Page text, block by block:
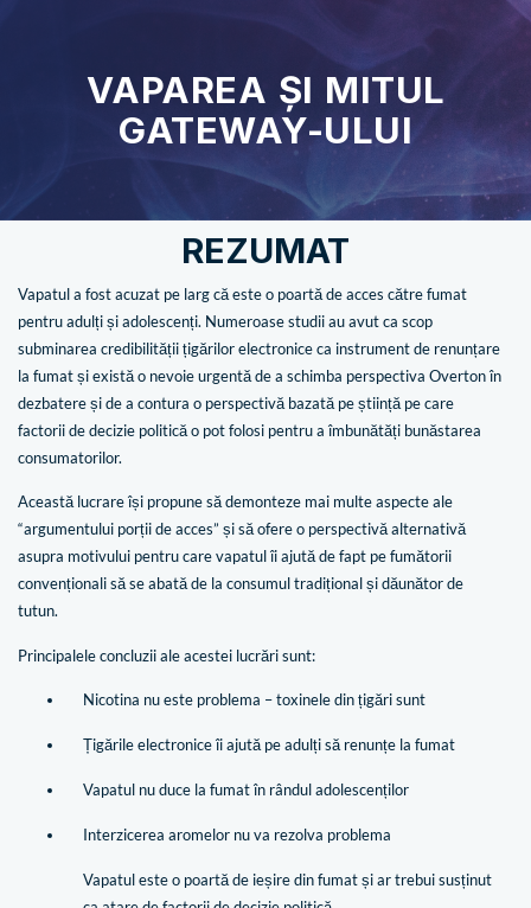
VAPAREA ȘI MITUL
GATEWAY-ULUI
REZUMAT
Vapatul a fost acuzat pe larg că este o poartă de acces către fumat
pentru adulți și adolescenți. Numeroase studii au avut ca scop
subminarea credibilității țigărilor electronice ca instrument de renunțare
la fumat și există o nevoie urgentă de a schimba perspectiva Overton în
dezbatere și de a contura o perspectivă bazată pe știință pe care
factorii de decizie politică o pot folosi pentru a îmbunătăți bunăstarea
consumatorilor.
Această lucrare își propune să demonteze mai multe aspecte ale
“argumentului porții de acces” și să ofere o perspectivă alternativă
asupra motivului pentru care vapatul îi ajută de fapt pe fumătorii
convenționali să se abată de la consumul tradițional și dăunător de
tutun.
Principalele concluzii ale acestei lucrări sunt:
Nicotina nu este problema – toxinele din țigări sunt
Țigările electronice îi ajută pe adulți să renunțe la fumat
Vapatul nu duce la fumat în rândul adolescenților
Interzicerea aromelor nu va rezolva problema
Vapatul este o poartă de ieșire din fumat și ar trebui susținut